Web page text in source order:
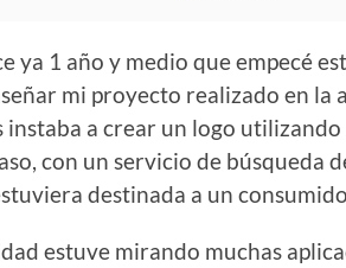
ya 1 año y medio que empecé
mi proyecto realizado en la
instaba a crear un logo
con un servicio de búsqueda
destinada a un
estuve mirando muchas